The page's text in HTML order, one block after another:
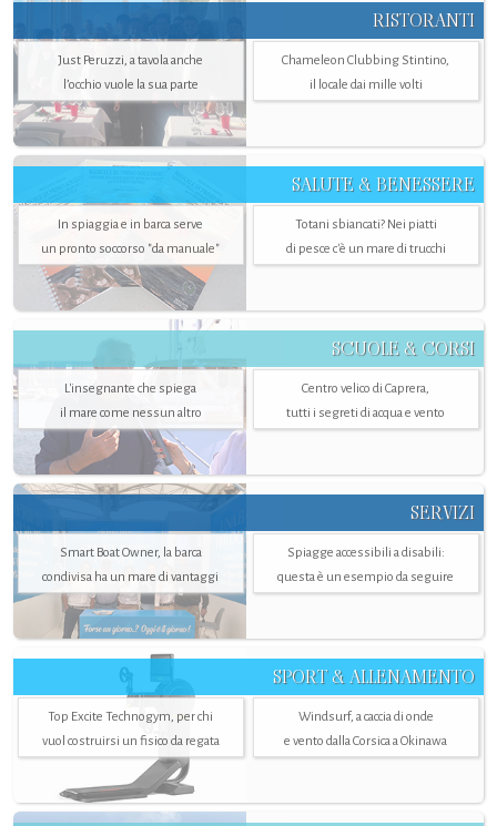
RISTORANTI
Just Peruzzi, a tavola anche
l’occhio vuole la sua parte
Chameleon Clubbing Stintino,
il locale dai mille volti
SALUTE & BENESSERE
In spiaggia e in barca serve
un pronto soccorso "da manuale"
Totani sbiancati? Nei piatti
di pesce c'è un mare di trucchi
SCUOLE & CORSI
L'insegnante che spiega
il mare come nessun altro
Centro velico di Caprera,
tutti i segreti di acqua e vento
SERVIZI
Smart Boat Owner, la barca
condivisa ha un mare di vantaggi
Spiagge accessibili a disabili:
questa è un esempio da seguire
SPORT & ALLENAMENTO
Top Excite Technogym, per chi
vuol costruirsi un fisico da regata
Windsurf, a caccia di onde
e vento dalla Corsica a Okinawa